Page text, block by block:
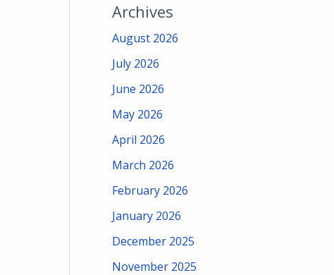
Archives
August 2026
July 2026
June 2026
May 2026
April 2026
March 2026
February 2026
January 2026
December 2025
November 2025